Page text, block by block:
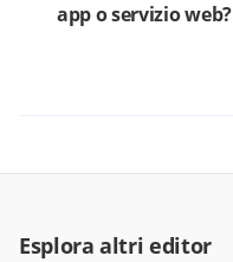
app o servizio web?
Esplora altri editor